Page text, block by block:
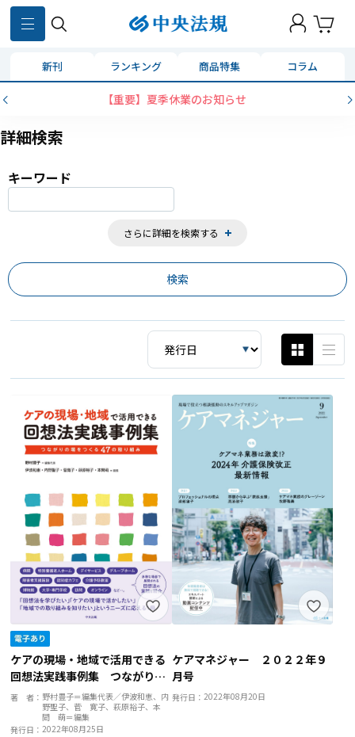
新刊 ランキング 商品特集 コラム
お知らせ コンビニ決済に「セブンイレ
詳細検索
キーワード
さらに詳細を検索する
859
ケアの現場・地域で活用できる
回想法実践事例集 つながりの
場をつくる４７の取り組み
著 者： 野村豊子＝編集代表／伊波和恵、内
野聖子、菅 寛子、萩原裕子、本
間 萌＝編集
発行日：2022年08月25日
ケアマネジャー ２０２２年９
月号
発行日： 2022年08月20日